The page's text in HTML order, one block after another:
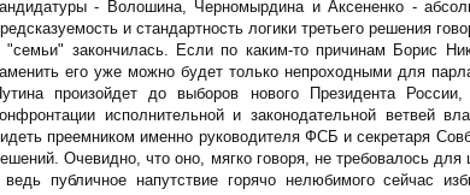
- Волошина, Черномырдина и Аксененко -
и стандартность логики третьего решения
"семьи" закончилась. Если по каким-то причинам Борис
его уже можно будет только непроходными для
произойдет до выборов нового Президента
исполнительной и законодательной ветвей
преемником именно руководителя ФСБ и секретаря
Очевидно, что оно, мягко говоря, не требовалось для
публичное напутствие горячо нелюбимого сейчас